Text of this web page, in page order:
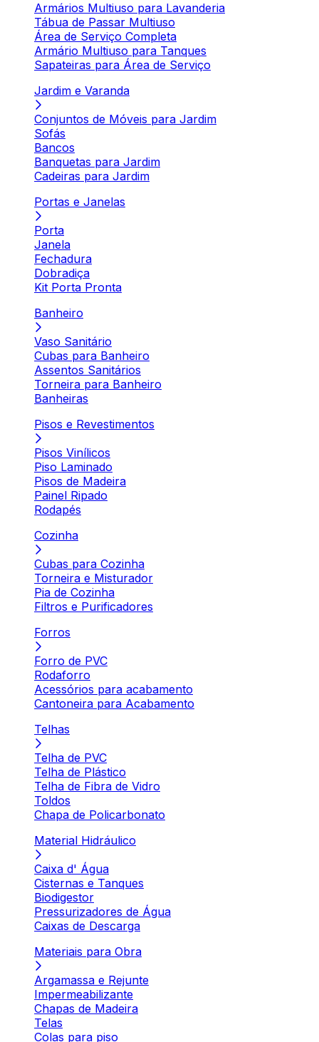
Armários Multiuso para Lavanderia
Tábua de Passar Multiuso
Área de Serviço Completa
Armário Multiuso para Tanques
Sapateiras para Área de Serviço
Jardim e Varanda
Conjuntos de Móveis para Jardim
Sofás
Bancos
Banquetas para Jardim
Cadeiras para Jardim
Portas e Janelas
Porta
Janela
Fechadura
Dobradiça
Kit Porta Pronta
Banheiro
Vaso Sanitário
Cubas para Banheiro
Assentos Sanitários
Torneira para Banheiro
Banheiras
Pisos e Revestimentos
Pisos Vinílicos
Piso Laminado
Pisos de Madeira
Painel Ripado
Rodapés
Cozinha
Cubas para Cozinha
Torneira e Misturador
Pia de Cozinha
Filtros e Purificadores
Forros
Forro de PVC
Rodaforro
Acessórios para acabamento
Cantoneira para Acabamento
Telhas
Telha de PVC
Telha de Plástico
Telha de Fibra de Vidro
Toldos
Chapa de Policarbonato
Material Hidráulico
Caixa d' Água
Cisternas e Tanques
Biodigestor
Pressurizadores de Água
Caixas de Descarga
Materiais para Obra
Argamassa e Rejunte
Impermeabilizante
Chapas de Madeira
Telas
Colas para piso